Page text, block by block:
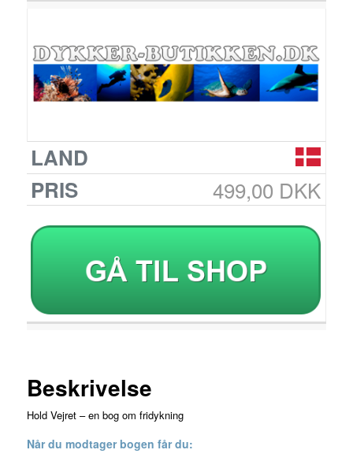
499,00 DKK
Beskrivelse
Hold Vejret – en bog om fridykning
Når du modtager bogen får du: